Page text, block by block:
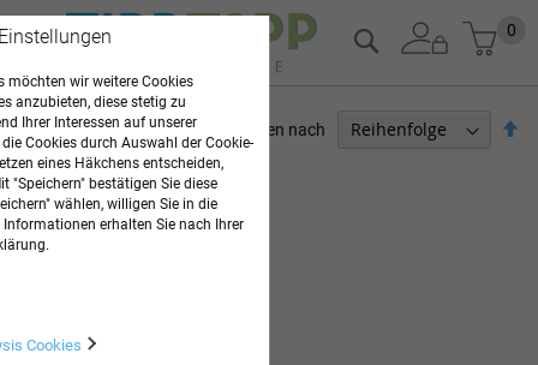
Zum
Inhalt
0
Suche
1Artikel
Sortieren nach
ABSAUGGERÄTE & ZUBEHÖR
PFLEGEBEDARF
möchten wir weitere Cookies
anzubieten, diese stetig zu
Ihrer Interessen auf unserer
Cookies durch Auswahl der Cookie-
eines Häkchens entscheiden,
"Speichern" bestätigen Sie diese
wählen, willigen Sie in die
erhalten Sie nach Ihrer
Cookies